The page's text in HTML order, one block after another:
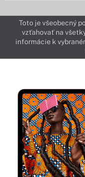
Toto je všeobecný
vzťahovať na
informácie k